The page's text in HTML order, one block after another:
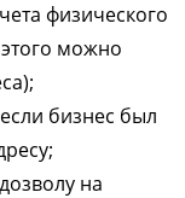
физического
можно
бизнес был
на